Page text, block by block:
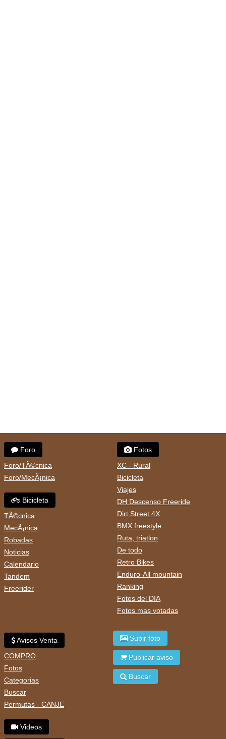
Foro
Foro/TÃ©cnica
Foro/MecÃ¡nica
Bicicleta
TÃ©cnica
MecÃ¡nica
Robadas
Noticias
Calendario
Tandem
Freerider
Fotos
XC - Rural
Bicicleta
Viajes
DH Descenso Freeride
Dirt Street 4X
BMX freestyle
Ruta, triatlon
De todo
Retro Bikes
Enduro-All mountain
Ranking
Fotos del DIA
Fotos mas votadas
Avisos Venta
COMPRO
Fotos
Categorias
Buscar
Permutas - CANJE
Videos
Subir foto
Publicar aviso
Buscar